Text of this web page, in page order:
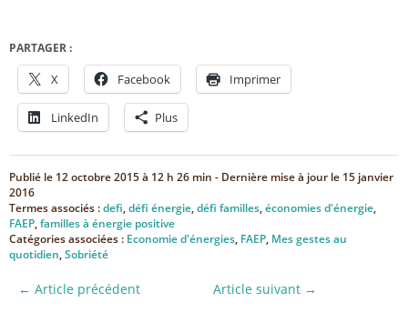
PARTAGER :
X Facebook Imprimer
LinkedIn Plus
Publié le 12 octobre 2015 à 12 h 26 min - Dernière mise à jour le 15 janvier
2016
Termes associés :defi,défi énergie,défi familles,économies d'énergie,
FAEP,familles à énergie positive
Catégories associées : Economie d'énergies, FAEP, Mes gestes au
quotidien,Sobriété
← Article précédent Article suivant →